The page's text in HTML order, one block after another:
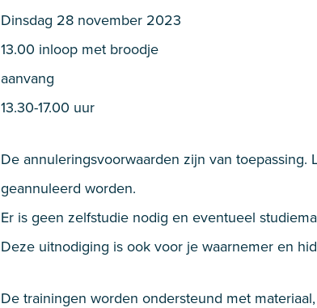
Dinsdag 28 november 2023
13.00 inloop met broodje
aanvang
13.30-17.00 uur
De annuleringsvoorwaarden zijn van
geannuleerd worden.
Er is geen zelfstudie nodig en eventueel
Deze uitnodiging is ook voor je waarnemer en
De trainingen worden ondersteund met